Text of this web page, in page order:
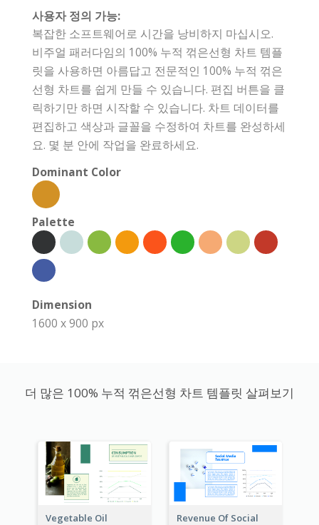
사용자 정의 가능:
복잡한 소프트웨어로 시간을 낭비하지 마십시오.
비주얼 패러다임의 100% 누적 꺾은선형 차트 템플
릿을 사용하면 아름답고 전문적인 100% 누적 꺾은
선형 차트를 쉽게 만들 수 있습니다. 편집 버튼을 클
릭하기만 하면 시작할 수 있습니다. 차트 데이터를
편집하고 색상과 글꼴을 수정하여 차트를 완성하세
요. 몇 분 안에 작업을 완료하세요.
Dominant Color
Palette
Dimension
1600 x 900 px
더 많은 100% 누적 꺾은선형 차트 템플릿 살펴보기
Vegetable Oil
Revenue Of Social